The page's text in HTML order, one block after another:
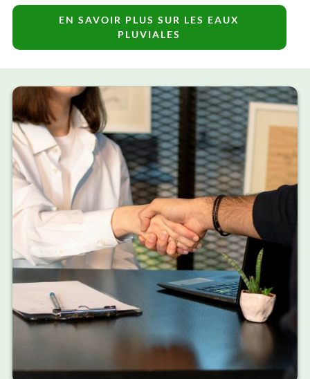
EN SAVOIR PLUS SUR LES EAUX
PLUVIALES